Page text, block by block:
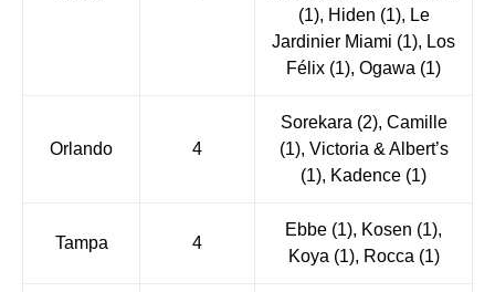
(1), Hiden (1), Le
Jardinier Miami (1), Los
Félix (1), Ogawa (1)
Orlando 4
Sorekara (2), Camille
(1), Victoria & Albert’s
(1), Kadence (1)
Tampa 4
Ebbe (1), Kosen (1),
Koya (1), Rocca (1)